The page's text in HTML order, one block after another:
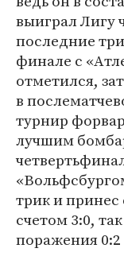
выиграл Лигу
последние
финале с
отметился,
в
турнир
лучшим
трик и принес
счетом 3:0,
поражения 0:2